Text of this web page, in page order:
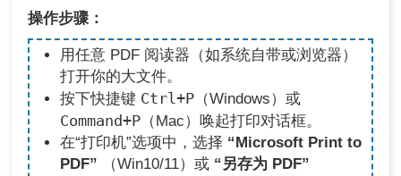
操作步骤：
用任意 PDF 阅读器（如系统自带或浏览器）
打开你的大文件。
按下快捷键 Ctrl+P（Windows）或
Command+P（Mac）唤起打印对话框。
在“打印机”选项中，选择 “Microsoft Print to
PDF” （Win10/11）或 “另存为 PDF”